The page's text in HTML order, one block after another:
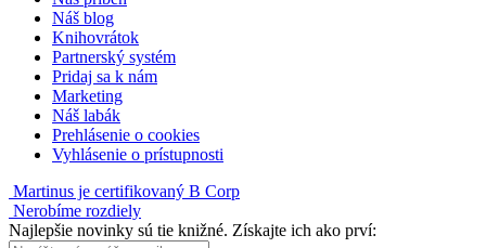
Náš blog
Knihovrátok
Partnerský systém
Pridaj sa k nám
Marketing
Náš labák
Prehlásenie o cookies
Vyhlásenie o prístupnosti
Martinus je certifikovaný B Corp
Nerobíme rozdiely
Najlepšie novinky sú tie knižné. Získajte ich ako prví: